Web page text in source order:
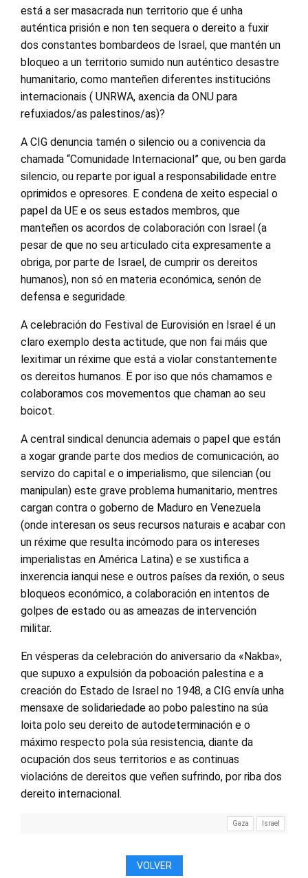
está a ser masacrada nun territorio que é unha
auténtica prisión e non ten sequera o dereito a fuxir
dos constantes bombardeos de Israel, que mantén un
bloqueo a un territorio sumido nun auténtico desastre
humanitario, como manteñen diferentes institucións
internacionais ( UNRWA, axencia da ONU para
refuxiados/as palestinos/as)?
A CIG denuncia tamén o silencio ou a conivencia da
chamada “Comunidade Internacional” que, ou ben garda
silencio, ou reparte por igual a responsabilidade entre
oprimidos e opresores. E condena de xeito especial o
papel da UE e os seus estados membros, que
manteñen os acordos de colaboración con Israel (a
pesar de que no seu articulado cita expresamente a
obriga, por parte de Israel, de cumprir os dereitos
humanos), non só en materia económica, senón de
defensa e seguridade.
A celebración do Festival de Eurovisión en Israel é un
claro exemplo desta actitude, que non fai máis que
lexitimar un réxime que está a violar constantemente
os dereitos humanos. Ë por iso que nós chamamos e
colaboramos cos movementos que chaman ao seu
boicot.
A central sindical denuncia ademais o papel que están
a xogar grande parte dos medios de comunicación, ao
servizo do capital e o imperialismo, que silencian (ou
manipulan) este grave problema humanitario, mentres
cargan contra o goberno de Maduro en Venezuela
(onde interesan os seus recursos naturais e acabar con
un réxime que resulta incómodo para os intereses
imperialistas en América Latina) e se xustifica a
inxerencia ianqui nese e outros países da rexión, o seus
bloqueos económico, a colaboración en intentos de
golpes de estado ou as ameazas de intervención
militar.
En vésperas da celebración do aniversario da «Nakba»,
que supuxo a expulsión da poboación palestina e a
creación do Estado de Israel no 1948, a CIG envía unha
mensaxe de solidariedade ao pobo palestino na súa
loita polo seu dereito de autodeterminación e o
máximo respecto pola súa resistencia, diante da
ocupación dos seus territorios e as continuas
violacións de dereitos que veñen sufrindo, por riba dos
dereito internacional.
Gaza Israel
VOLVER